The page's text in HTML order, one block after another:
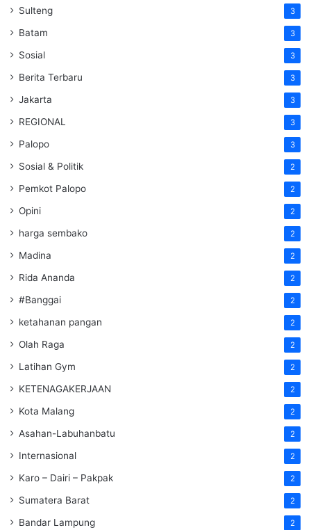
Sulteng 3
Batam 3
Sosial 3
Berita Terbaru 3
Jakarta 3
REGIONAL 3
Palopo 3
Sosial & Politik 2
Pemkot Palopo 2
Opini 2
harga sembako 2
Madina 2
Rida Ananda 2
#Banggai 2
ketahanan pangan 2
Olah Raga 2
Latihan Gym 2
KETENAGAKERJAAN 2
Kota Malang 2
Asahan-Labuhanbatu 2
Internasional 2
Karo – Dairi – Pakpak 2
Sumatera Barat 2
Bandar Lampung 2